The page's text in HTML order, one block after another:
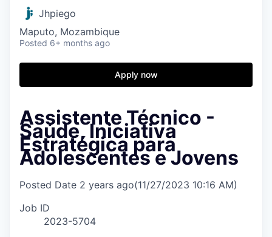
Jhpiego
Maputo, Mozambique
Posted 6+ months ago
Apply now
Assistente Técnico -
Saúde, Iniciativa
Estratégica para
Adolescentes e Jovens
Posted Date 2 years ago(11/27/2023 10:16 AM)
Job ID
2023-5704